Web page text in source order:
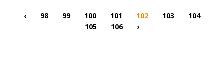
‹ 98 99 100 101 102 103
104
105
106 ›